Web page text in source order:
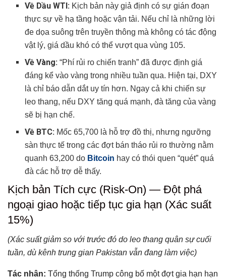
Về Dầu WTI: Kịch bản này giả định có sự gián đoạn
thực sự về hạ tầng hoặc vận tải. Nếu chỉ là những lời
đe dọa suông trên truyền thông mà không có tác động
vật lý, giá dầu khó có thể vượt qua vùng 105.
Về Vàng: “Phí rủi ro chiến tranh” đã được định giá
đáng kể vào vàng trong nhiều tuần qua. Hiện tại, DXY
là chỉ báo dẫn dắt uy tín hơn. Ngay cả khi chiến sự
leo thang, nếu DXY tăng quá mạnh, đà tăng của vàng
sẽ bị hạn chế.
Về BTC: Mốc 65,700 là hỗ trợ đồ thị, nhưng ngưỡng
sàn thực tế trong các đợt bán tháo rủi ro thường nằm
quanh 63,200 do Bitcoin hay có thói quen “quét” quá
đà các hỗ trợ dễ thấy.
Kịch bản Tích cực (Risk-On) — Đột phá
ngoại giao hoặc tiếp tục gia hạn (Xác suất
15%)
(Xác suất giảm so với trước đó do leo thang quân sự cuối
tuần, dù kênh trung gian Pakistan vẫn đang làm việc)
Tác nhân: Tổng thống Trump công bố một đợt gia hạn hạn